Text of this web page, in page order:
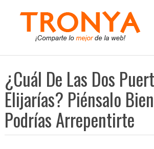
¿Cuál De Las Dos
Elijarías? Piénsalo
Podrías Arrepentirte